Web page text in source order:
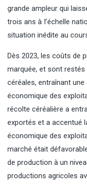
grande ampleur qui
trois ans à I’échelle
situation inédite au
Dès 2023, les coûts de
marquée, et sont
céréales, entraînant
économique des
récolte céréalière a
exportés et a accentué
économique des
marché était
de production à un
productions agricoles